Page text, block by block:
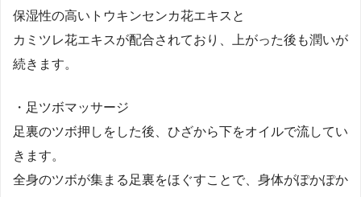
保湿性の高いトウキンセンカ花エキスと
カミツレ花エキスが配合されており、上がった後も潤いが
続きます。
・足ツボマッサージ
足裏のツボ押しをした後、ひざから下をオイルで流してい
きます。
全身のツボが集まる足裏をほぐすことで、身体がぽかぽか